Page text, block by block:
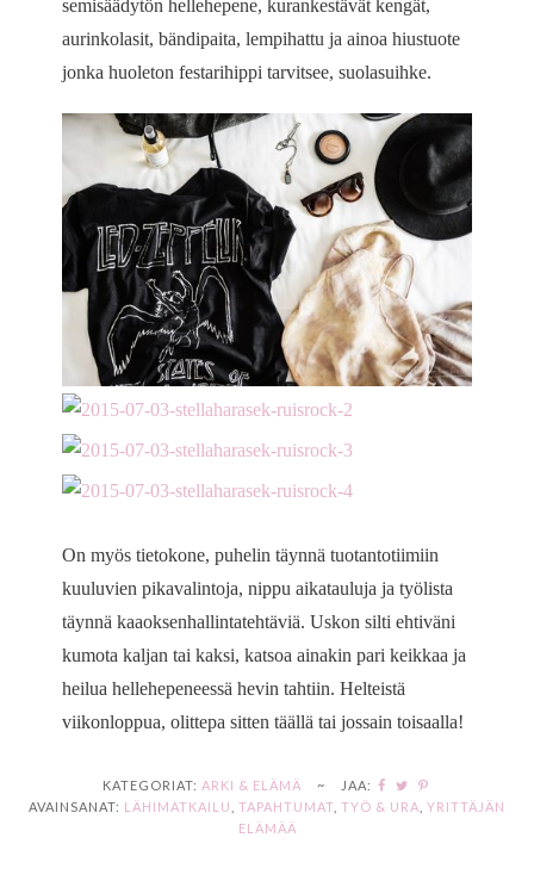
semisäädytön hellehepene, kurankestävät kengät,
aurinkolasit, bändipaita, lempihattu ja ainoa hiustuote
jonka huoleton festarihippi tarvitsee, suolasuihke.
On myös tietokone, puhelin täynnä tuotantotiimiin
kuuluvien pikavalintoja, nippu aikatauluja ja työlista
täynnä kaaoksenhallintatehtäviä. Uskon silti ehtiväni
kumota kaljan tai kaksi, katsoa ainakin pari keikkaa ja
heilua hellehepeneessä hevin tahtiin. Helteistä
viikonloppua, olittepa sitten täällä tai jossain toisaalla!
KATEGORIAT: ARKI & ELÄMÄ ~
JAA:
AVAINSANAT: LÄHIMATKAILU TAPAHTUMAT TYÖ & URA YRITTÄJÄN
ELÄMÄÄ